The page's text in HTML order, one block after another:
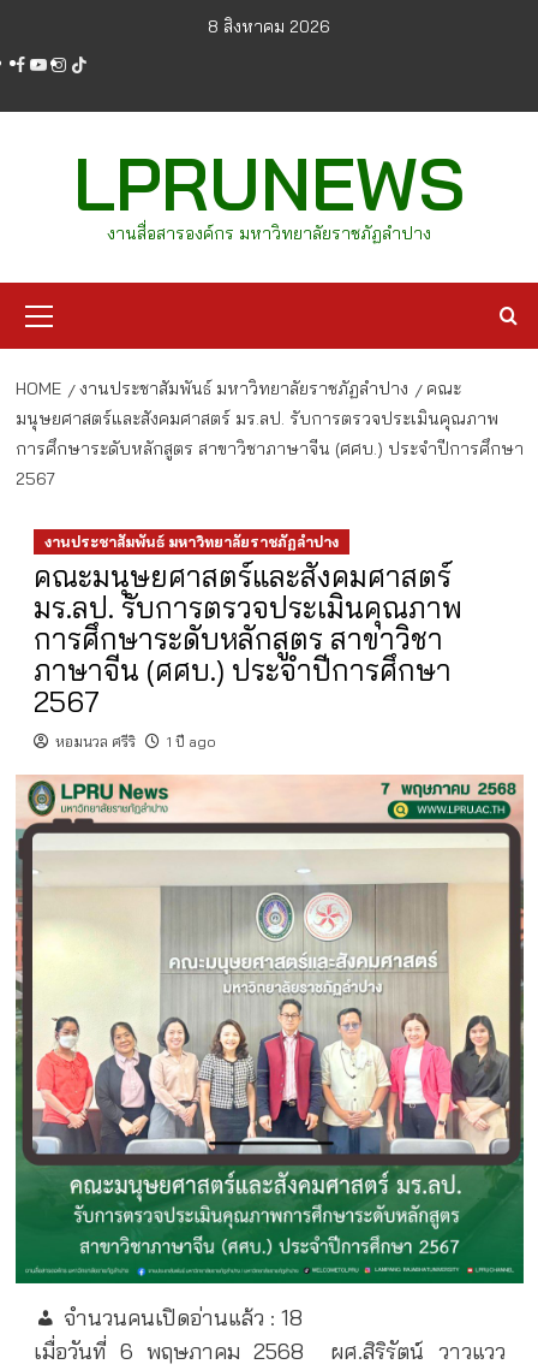
content
8 สิงหาคม 2026
facebook
youtube
instagram
tiktok
LPRUNEWS
งานสื่อสารองค์กร มหาวิทยาลัยราชภัฏลำปาง
Menu
HOME งานประชาสัมพันธ์ มหาวิทยาลัยราชภัฏลำปาง
คณะ
มนุษยศาสตร์และสังคมศาสตร์ มร.ลป. รับการตรวจประเมินคุณภาพ
การศึกษาระดับหลักสูตร สาขาวิชาภาษาจีน (ศศบ.) ประจำปีการศึกษา
2567
งานประชาสัมพันธ์ มหาวิทยาลัยราชภัฏลำปาง
คณะมนุษยศาสตร์และสังคมศาสตร์
มร.ลป. รับการตรวจประเมินคุณภาพ
การศึกษาระดับหลักสูตร สาขาวิชา
ภาษาจีน (ศศบ.) ประจำปีการศึกษา
2567
หอมนวล ศรีริ 1 ปี ago
จำนวนคนเปิดอ่านแล้ว : 18
เมื่อวันที่ 6 พฤษภาคม 2568
ผศ.สิริรัตน์ วาวแวว